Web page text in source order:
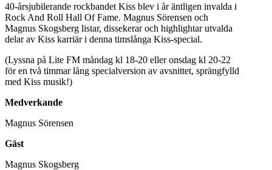
40-årsjubilerande rockbandet Kiss blev i år äntligen invalda i
Rock And Roll Hall Of Fame. Magnus Sörensen och
Magnus Skogsberg listar, dissekerar och highlightar utvalda
delar av Kiss karriär i denna timslånga Kiss-special.
(Lyssna på Lite FM måndag kl 18-20 eller onsdag kl 20-22
för en två timmar lång specialversion av avsnittet, sprängfylld
med Kiss musik!)
Medverkande
Magnus Sörensen
Gäst
Magnus Skogsberg